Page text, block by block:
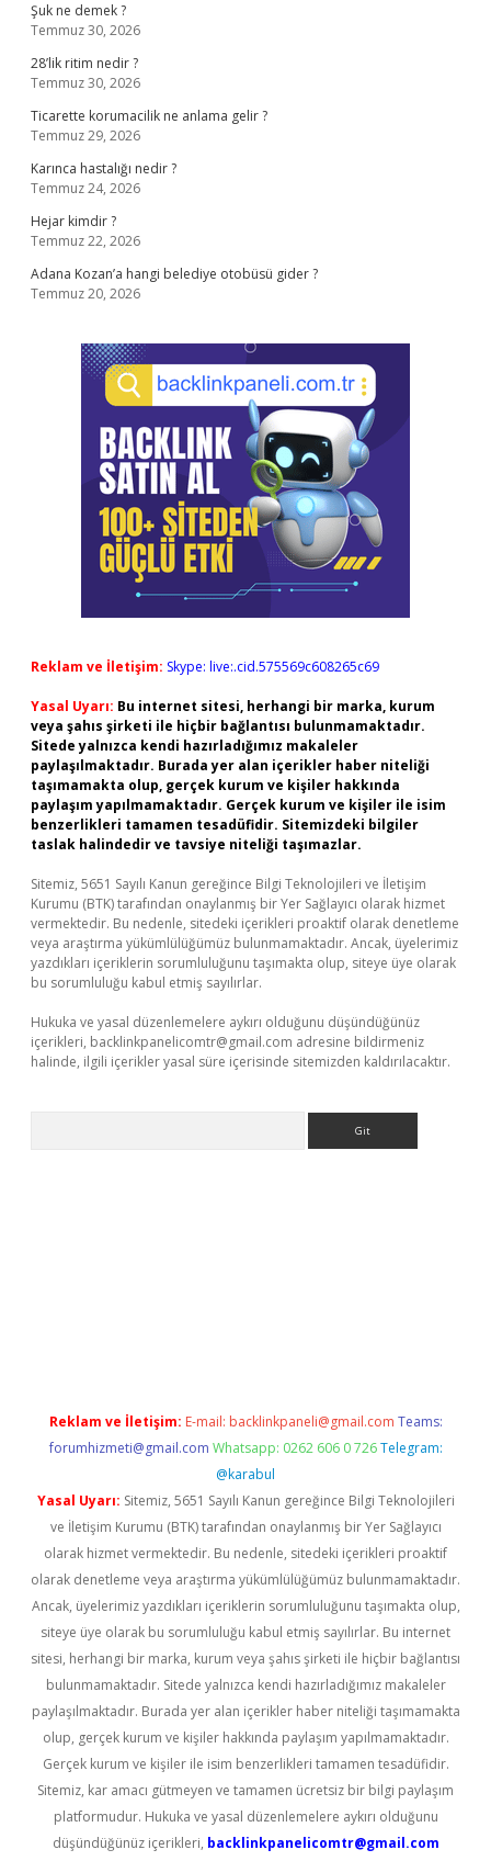
Şuk ne demek ?
Temmuz 30, 2026
28’lik ritim nedir ?
Temmuz 30, 2026
Ticarette korumacilik ne anlama gelir ?
Temmuz 29, 2026
Karınca hastalığı nedir ?
Temmuz 24, 2026
Hejar kimdir ?
Temmuz 22, 2026
Adana Kozan’a hangi belediye otobüsü gider ?
Temmuz 20, 2026
Reklam ve İletişim: Skype: live:.cid.575569c608265c69
Yasal Uyarı: Bu internet sitesi, herhangi bir marka, kurum
veya şahıs şirketi ile hiçbir bağlantısı bulunmamaktadır.
Sitede yalnızca kendi hazırladığımız makaleler
paylaşılmaktadır. Burada yer alan içerikler haber niteliği
taşımamakta olup, gerçek kurum ve kişiler hakkında
paylaşım yapılmamaktadır. Gerçek kurum ve kişiler ile isim
benzerlikleri tamamen tesadüfidir. Sitemizdeki bilgiler
taslak halindedir ve tavsiye niteliği taşımazlar.
Sitemiz, 5651 Sayılı Kanun gereğince Bilgi Teknolojileri ve İletişim
Kurumu (BTK) tarafından onaylanmış bir Yer Sağlayıcı olarak hizmet
vermektedir. Bu nedenle, sitedeki içerikleri proaktif olarak denetleme
veya araştırma yükümlülüğümüz bulunmamaktadır. Ancak, üyelerimiz
yazdıkları içeriklerin sorumluluğunu taşımakta olup, siteye üye olarak
bu sorumluluğu kabul etmiş sayılırlar.
Hukuka ve yasal düzenlemelere aykırı olduğunu düşündüğünüz
içerikleri, backlinkpanelicomtr@gmail.com adresine bildirmeniz
halinde, ilgili içerikler yasal süre içerisinde sitemizden kaldırılacaktır.
Reklam ve İletişim: E-mail: backlinkpaneli@gmail.com Teams:
forumhizmeti@gmail.com Whatsapp: 0262 606 0 726 Telegram:
@karabul
Yasal Uyarı: Sitemiz, 5651 Sayılı Kanun gereğince Bilgi Teknolojileri
ve İletişim Kurumu (BTK) tarafından onaylanmış bir Yer Sağlayıcı
olarak hizmet vermektedir. Bu nedenle, sitedeki içerikleri proaktif
olarak denetleme veya araştırma yükümlülüğümüz bulunmamaktadır.
Ancak, üyelerimiz yazdıkları içeriklerin sorumluluğunu taşımakta olup,
siteye üye olarak bu sorumluluğu kabul etmiş sayılırlar. Bu internet
sitesi, herhangi bir marka, kurum veya şahıs şirketi ile hiçbir bağlantısı
bulunmamaktadır. Sitede yalnızca kendi hazırladığımız makaleler
paylaşılmaktadır. Burada yer alan içerikler haber niteliği taşımamakta
olup, gerçek kurum ve kişiler hakkında paylaşım yapılmamaktadır.
Gerçek kurum ve kişiler ile isim benzerlikleri tamamen tesadüfidir.
Sitemiz, kar amacı gütmeyen ve tamamen ücretsiz bir bilgi paylaşım
platformudur. Hukuka ve yasal düzenlemelere aykırı olduğunu
düşündüğünüz içerikleri, backlinkpanelicomtr@gmail.com